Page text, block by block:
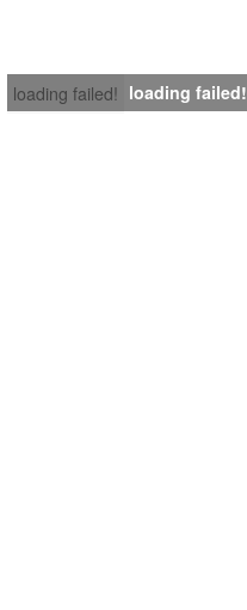
loading failed! loading failed!